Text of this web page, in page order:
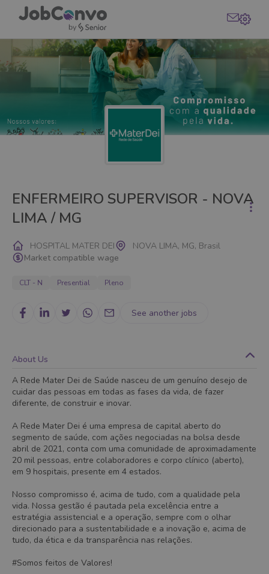
ENFERMEIRO SUPERVISOR - NOVA
LIMA / MG
HOSPITAL MATER DEI
NOVA LIMA, MG, Brasil
Market compatible wage
CLT - N Presential Pleno
See another jobs
About Us
A Rede Mater Dei de Saúde nasceu de um genuíno desejo de
cuidar das pessoas em todas as fases da vida, de fazer
diferente, de construir e inovar.
A Rede Mater Dei é uma empresa de capital aberto do
segmento de saúde, com ações negociadas na bolsa desde
abril de 2021, conta com uma comunidade de aproximadamente
20 mil pessoas, entre colaboradores e corpo clínico (aberto),
em 9 hospitais, presente em 4 estados.
Nosso compromisso é, acima de tudo, com a qualidade pela
vida. Nossa gestão é pautada pela excelência entre a
estratégia assistencial e a operação, sempre com o olhar
direcionado para a sustentabilidade e a inovação e, acima de
tudo, da ética e da transparência nas relações.
#Somos feitos de Valores!